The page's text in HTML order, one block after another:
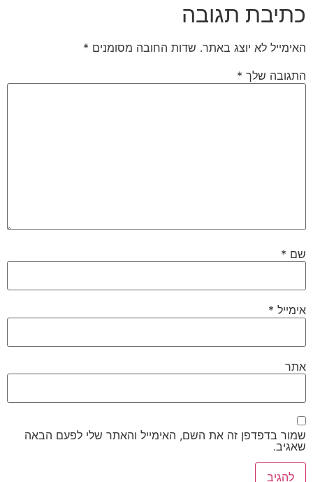
כתיבת תגובה
האימייל לא יוצג באתר. שדות החובה מסומנים *
התגובה שלך *
שם *
אימייל *
אתר
שמור בדפדפן זה את השם, האימייל והאתר שלי לפעם הבאה
שאגיב.